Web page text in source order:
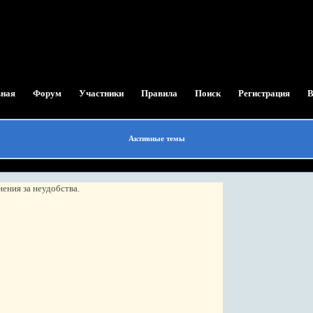
Форум Участники Правила Поиск Регистрация
Активные темы